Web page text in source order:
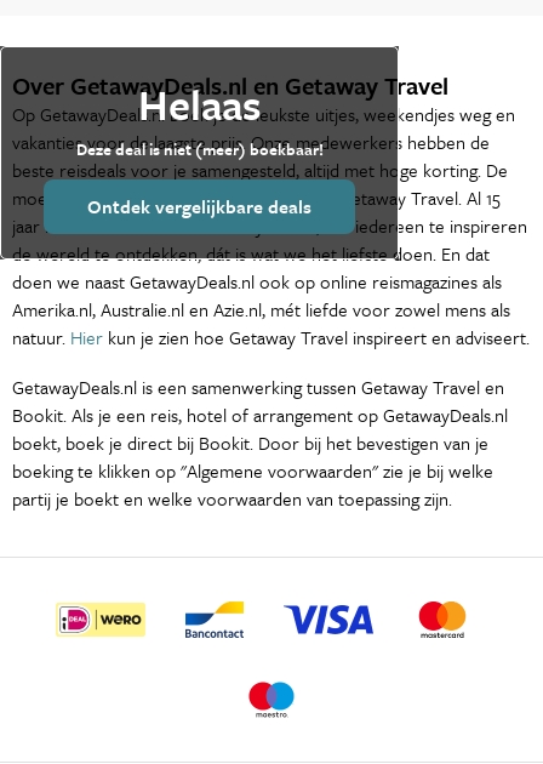
Helaas
Deze deal is niet (meer) boekbaar!
Ontdek vergelijkbare deals
Over GetawayDeals.nl en Getaway Travel
Op GetawayDeals.nl boek je de leukste uitjes, weekendjes weg en
vakanties voor de laagste prijs. Onze medewerkers hebben de
beste reisdeals voor je samengesteld, altijd met hoge korting. De
moederorganisatie van GetawayDeals.nl is Getaway Travel. Al 15
jaar is het de missie van Getaway Travel, om iedereen te inspireren
de wereld te ontdekken, dát is wat we het liefste doen. En dat
doen we naast GetawayDeals.nl ook op online reismagazines als
Amerika.nl, Australie.nl en Azie.nl, mét liefde voor zowel mens als
natuur. Hier kun je zien hoe Getaway Travel inspireert en adviseert.
GetawayDeals.nl is een samenwerking tussen Getaway Travel en
Bookit. Als je een reis, hotel of arrangement op GetawayDeals.nl
boekt, boek je direct bij Bookit. Door bij het bevestigen van je
boeking te klikken op "Algemene voorwaarden" zie je bij welke
partij je boekt en welke voorwaarden van toepassing zijn.